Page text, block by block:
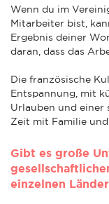
Wenn du im
Mitarbeiter bist,
Ergebnis deiner
daran, dass das
Die französische
Entspannung, mit
Urlauben und einer
Zeit mit Familie und
Gibt es große
einzelnen